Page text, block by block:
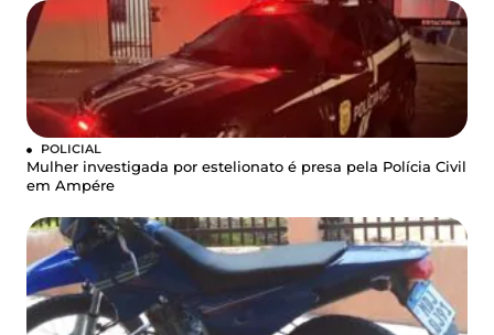
POLICIAL
Mulher investigada por estelionato é presa pela Polícia Civil
em Ampére